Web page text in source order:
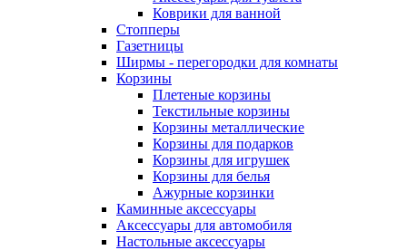
Коврики для ванной
Стопперы
Газетницы
Ширмы - перегородки для комнаты
Корзины
Плетеные корзины
Текстильные корзины
Корзины металлические
Корзины для подарков
Корзины для игрушек
Корзины для белья
Ажурные корзинки
Каминные аксессуары
Аксессуары для автомобиля
Настольные аксессуары